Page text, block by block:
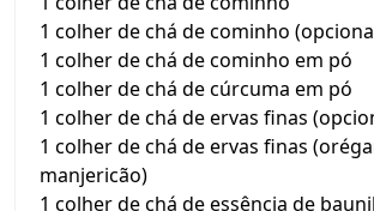
1 colher de chá de cominho
1 colher de chá de cominho em pó
1 colher de chá de cúrcuma em pó
1 colher de chá de ervas finas
1 colher de chá de ervas finas
manjericão)
1 colher de chá de essência de